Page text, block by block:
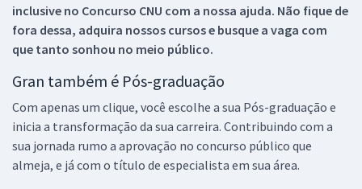
inclusive no Concurso CNU com a nossa ajuda. Não fique de
fora dessa, adquira nossos cursos e busque a vaga com
que tanto sonhou no meio público.
Gran também é Pós-graduação
Com apenas um clique, você escolhe a sua Pós-graduação e
inicia a transformação da sua carreira. Contribuindo com a
sua jornada rumo a aprovação no concurso público que
almeja, e já com o título de especialista em sua área.